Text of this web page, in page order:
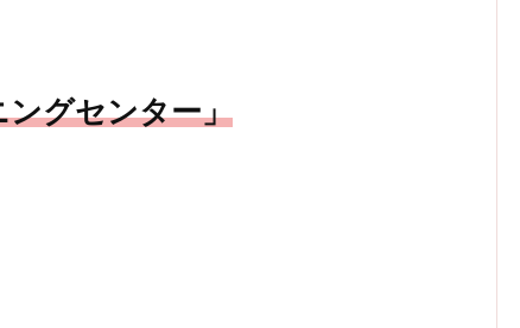
グセンター」